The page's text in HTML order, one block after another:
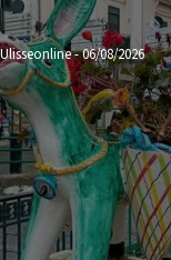
-06/08/2026